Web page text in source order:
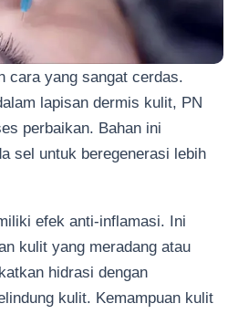
cara yang sangat cerdas.
lapisan dermis kulit, PN
perbaikan. Bahan ini
sel untuk beregenerasi lebih
efek anti-inflamasi. Ini
kulit yang meradang atau
hidrasi dengan
kulit. Kemampuan kulit